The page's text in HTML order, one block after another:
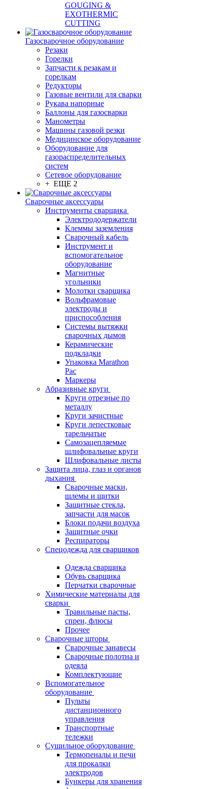
GOUGING &
EXOTHERMIC
CUTTING
Газосварочное оборудование
Резаки
Горелки
Запчасти к резакам и
горелкам
Редукторы
Газовые вентили для сварки
Рукава напорные
Баллоны для газосварки
Манометры
Машины газовой резки
Медицинское оборудование
Оборудование для
газораспределительных
систем
Сетевое оборудование
+ ЕЩЕ 2
Сварочные аксессуары
Инструменты сварщика
Электрододержатели
Клеммы заземления
Сварочный кабель
Инструмент и
вспомогательное
оборудование
Магнитные
угольники
Молотки сварщика
Вольфрамовые
электроды и
приспособления
Системы вытяжки
сварочных дымов
Керамические
подкладки
Упаковка Marathon
Pac
Маркеры
Абразивные круги
Круги отрезные по
металлу
Круги зачистные
Круги лепестковые
тарельчатые
Самозацепляемые
шлифовальные круги
Шлифовальные листы
Защита лица, глаз и органов
дыхания
Сварочные маски,
шлемы и щитки
Защитные стекла,
запчасти для масок
Блоки подачи воздуха
Защитные очки
Респираторы
Спецодежда для сварщиков
Одежда сварщика
Обувь сварщика
Перчатки сварочные
Химические материалы для
сварки
Травильные пасты,
спреи, флюсы
Прочее
Сварочные шторы
Сварочные занавесы
Сварочные полотна и
одеяла
Комплектующие
Вспомогательное
оборудование
Пульты
дистанционного
управления
Транспортные
тележки
Сушильное оборудование
Термопеналы и печи
для прокалки
электродов
Бункеры для хранения